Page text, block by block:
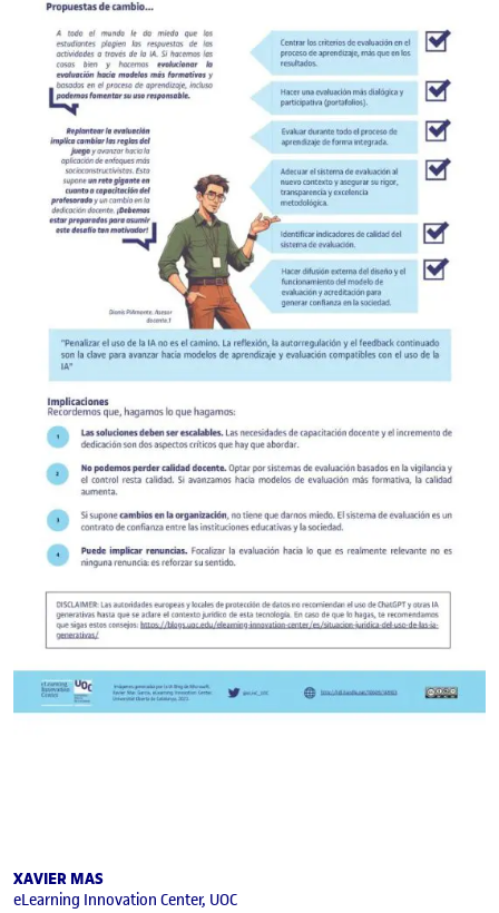
XAVIER MAS
eLearning Innovation Center, UOC